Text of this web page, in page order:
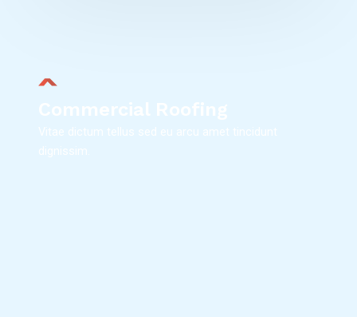
Commercial Roofing
Vitae dictum tellus sed eu arcu amet tincidunt
dignissim.